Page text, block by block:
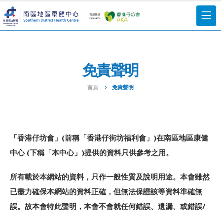
免責聲明
首頁 免責聲明
「香港仔坊會」(前稱「香港仔街坊福利會」)在南區地區康健
中心 (下稱「本中心」)提供的資料只供參考之用。
所有載於本網站的資料，只作一般性質及說明用途。本會雖然
已盡力確保本網站的資料正確，但無法保證該等資料準確無
誤。故本會特此聲明，本會不會就任何錯誤、遺漏、或錯誤/